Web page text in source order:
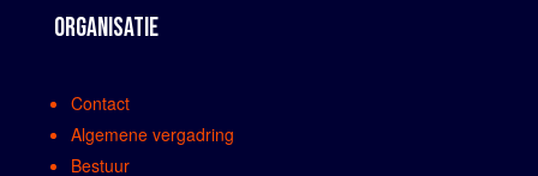
ORGANISATIE
Contact
Algemene vergadring
Bestuur